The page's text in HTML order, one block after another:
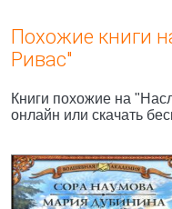
Похожие книги
Ривас"
Книги похожие на
онлайн или скачать